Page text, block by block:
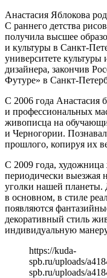
Анастасия Яблокова
С раннего детства
получила высшее
и культуры в Санкт-
университете
дизайнера, закончив
Футуре» в Санкт-
С 2006 года Анастасия
и профессиональных
живописца на
и Черногории.
прошлого, копируя их
С 2009 года,
периодически выезжая
уголки нашей планеты.
в основном, в стиле
появляются
декоративный стиль
индивидуальную
https://kuda-
spb.ru/uploads/
spb.ru/uploads/